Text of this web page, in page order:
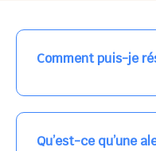
Comment puis-je
Nos places libres au
qui vous intéresse,
Qu’est-ce qu’une